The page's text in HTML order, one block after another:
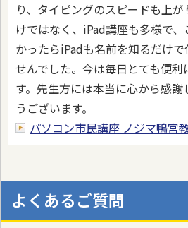
り、タイピングのスピードも上
けではなく、iPad講座も多様で
かったらiPadも名前を知るだけ
せんでした。今は毎日とても便
す。先生方には本当に心から感謝
うございます。
パソコン市民講座 ノジマ鴨宮
よくあるご質問